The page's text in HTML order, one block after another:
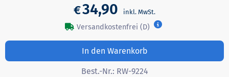
€34,90
Versandkostenfrei (D)
In den Warenkorb
Best.-Nr.: RW-9224